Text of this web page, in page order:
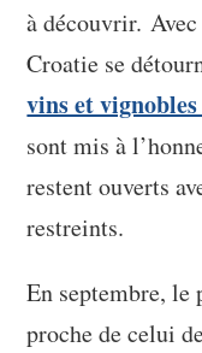
à découvrir.
Croatie se
vins et
sont mis à
restent ouverts
restreints.
En septembre, le
proche de celui